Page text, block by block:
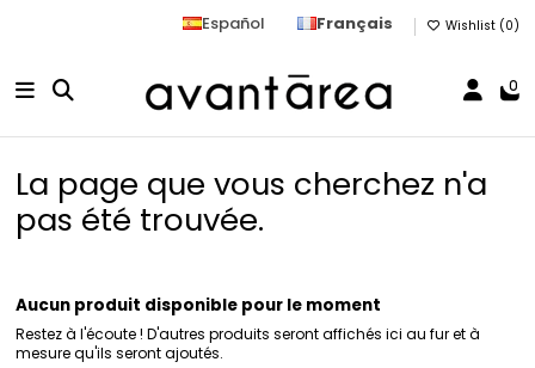
Español Français Wishlist (0)
0
La page que vous cherchez n'a
pas été trouvée.
Aucun produit disponible pour le moment
Restez à l'écoute ! D'autres produits seront affichés ici au fur et à
mesure qu'ils seront ajoutés.